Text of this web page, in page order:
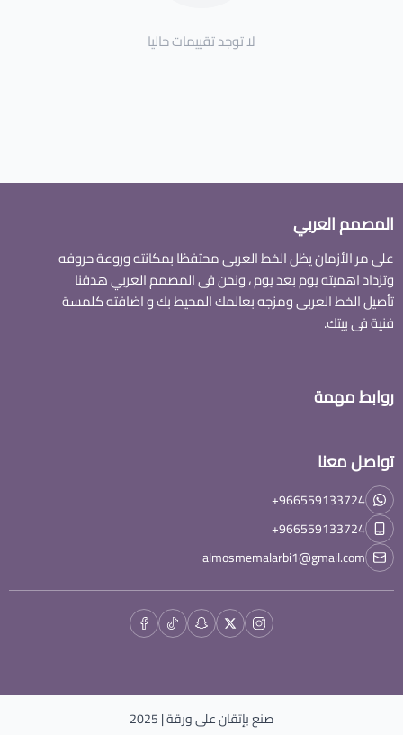
لا توجد تقييمات حاليا
المصمم العربي
على مر الأزمان يظل الخط العربى محتفظا بمكانته وروعة حروفه
وتزداد اهميته يوم بعد يوم ، ونحن فى المصمم العربي هدفنا
تأصيل الخط العربى ومزجه بعالمك المحيط بك و اضافته كلمسة
فنية فى بيتك.
روابط مهمة
تواصل معنا
+966559133724
+966559133724
almosmemalarbi1@gmail.com
صنع بإتقان علىورقة| 2025